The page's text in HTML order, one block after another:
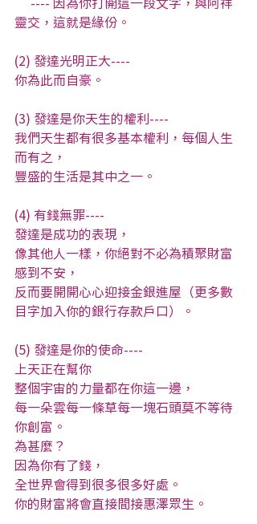
靈交，這就是緣份。
(2) 發達光明正大----
你為此而自豪。
(3) 發達是你天生的權利----
我們天生都有很多基本權利，每個人生
而有之，
豐盛的生活是其中之一。
(4) 有錢無罪----
發達是成功的表現，
像其他人一樣，你絕對不必為積聚財富
感到不安，
反而要開開心心迎接金銀進屋（更多數
目字加入你的銀行存款戶口）。
(5) 發達是你的使命----
上天正在幫你
整個宇宙的力量都在你這一邊，
每一朵雲每一條草每一塊石頭莫不等待
你創富。
為甚麼？
因為你有了錢，
全世界會得到很多很多好處。
你的財富將會直接間接惠澤眾生。